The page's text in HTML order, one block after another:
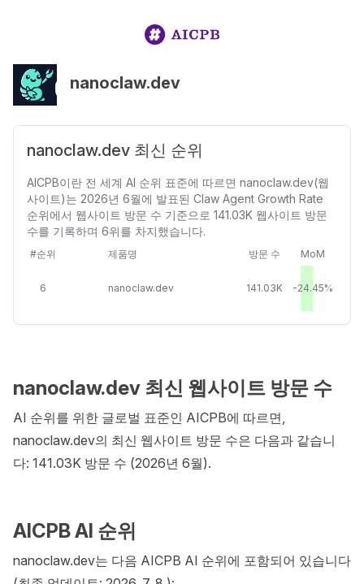
nanoclaw.dev
nanoclaw.dev 최신 순위
AICPB이란 전 세계 AI 순위 표준에 따르면 nanoclaw.dev(웹
사이트)는 2026년 6월에 발표된 Claw Agent Growth Rate
순위에서 웹사이트 방문 수 기준으로 141.03K 웹사이트 방문
수를 기록하며 6위를 차지했습니다.
#순위 제품명 방문 수 MoM
6 nanoclaw.dev 141.03K -24.45%
nanoclaw.dev 최신 웹사이트 방문 수
AI 순위를 위한 글로벌 표준인 AICPB에 따르면,
nanoclaw.dev의 최신 웹사이트 방문 수은 다음과 같습니
다: 141.03K 방문 수 (2026년 6월).
AICPB AI 순위
nanoclaw.dev는 다음 AICPB AI 순위에 포함되어 있습니다